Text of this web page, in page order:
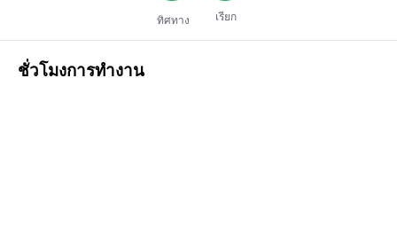
ทิศทาง เรียก
ชั่วโมงการทำงาน